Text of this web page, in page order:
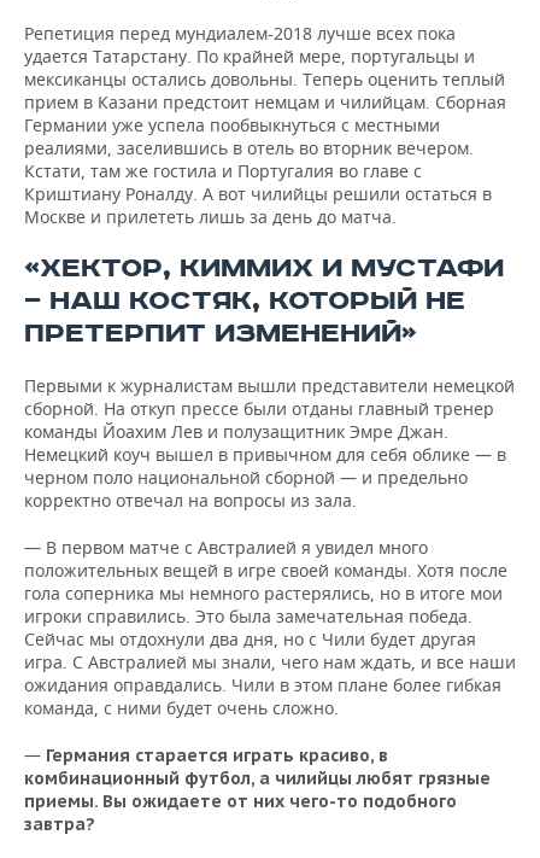
Репетиция перед мундиалем-2018 лучше всех пока
удается Татарстану. По крайней мере, португальцы и
мексиканцы остались довольны. Теперь оценить теплый
прием в Казани предстоит немцам и чилийцам. Сборная
Германии уже успела пообвыкнуться с местными
реалиями, заселившись в отель во вторник вечером.
Кстати, там же гостила и Португалия во главе с
Криштиану Роналду. А вот чилийцы решили остаться в
Москве и прилететь лишь за день до матча.
«ХЕКТОР, КИММИХ И МУСТАФИ
— НАШ КОСТЯК, КОТОРЫЙ НЕ
ПРЕТЕРПИТ ИЗМЕНЕНИЙ»
Первыми к журналистам вышли представители немецкой
сборной. На откуп прессе были отданы главный тренер
команды Йоахим Лев и полузащитник Эмре Джан.
Немецкий коуч вышел в привычном для себя облике — в
черном поло национальной сборной — и предельно
корректно отвечал на вопросы из зала.
— В первом матче с Австралией я увидел много
положительных вещей в игре своей команды. Хотя после
гола соперника мы немного растерялись, но в итоге мои
игроки справились. Это была замечательная победа.
Сейчас мы отдохнули два дня, но с Чили будет другая
игра. С Австралией мы знали, чего нам ждать, и все наши
ожидания оправдались. Чили в этом плане более гибкая
команда, с ними будет очень сложно.
— Германия старается играть красиво, в
комбинационный футбол, а чилийцы любят грязные
приемы. Вы ожидаете от них чего-то подобного
завтра?